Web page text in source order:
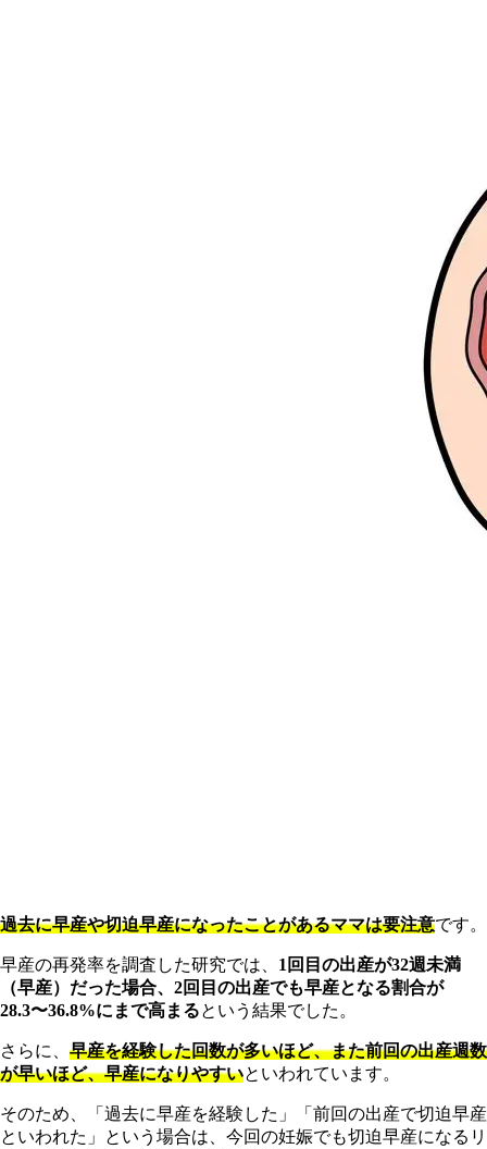
過去に早産や切迫早産になったことがあるママは要注意です。
早産の再発率を調査した研究では、 1回目の出産が32週未満
（早産）だった場合、2回目の出産でも早産となる割合が
28.3〜36.8%にまで高まるという結果でした。
さらに、 早産を経験した回数が多いほど、また前回の出産週数
が早いほど、早産になりやすいといわれています。
そのため、「過去に早産を経験した」「前回の出産で切迫早産
といわれた」という場合は、今回の妊娠でも切迫早産になるリ